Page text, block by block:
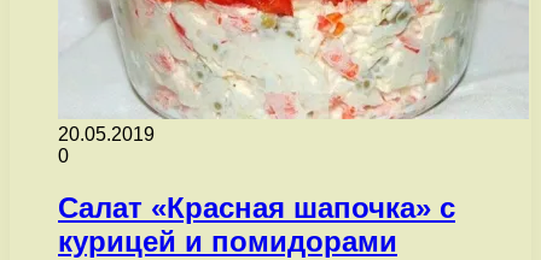
20.05.2019
0
Салат «Красная шапочка» с
курицей и помидорами